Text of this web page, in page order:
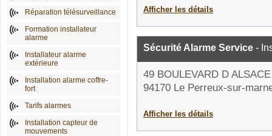
Réparation télésurveillance
Formation installateur
alarme
Installateur alarme
extérieure
Installation alarme coffre-
fort
Tarifs alarmes
Installation capteur de
mouvements
Afficher les détails
Sécurité Alarme Service -
49 BOULEVARD D
94170 Le Perreux-sur-
Afficher les détails